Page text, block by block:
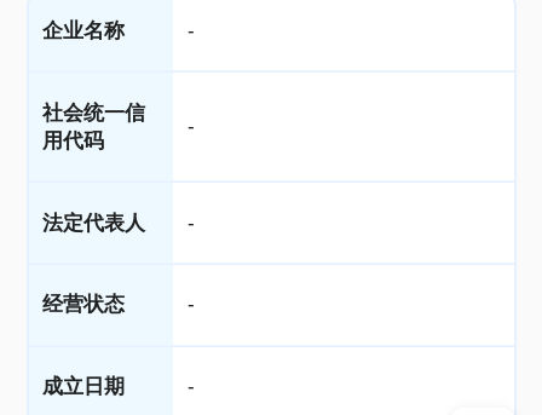
企业名称 -
社会统一信
用代码
-
法定代表人 -
经营状态 -
成立日期 -